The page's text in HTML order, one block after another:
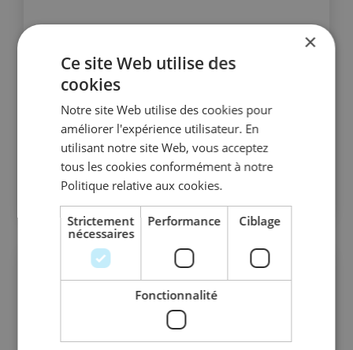
×
Ce site Web utilise des
cookies
Notre site Web utilise des cookies pour
améliorer l'expérience utilisateur. En
utilisant notre site Web, vous acceptez
tous les cookies conformément à notre
Politique relative aux cookies.
Strictement
nécessaires
Performance Ciblage
Fonctionnalité